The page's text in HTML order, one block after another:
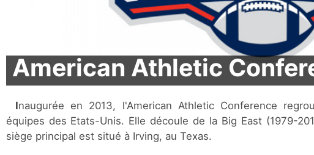
American Athletic
Inaugurée en 2013, l'American Athletic Conference regroupe 11
équipes des Etats-Unis. Elle découle de la Big East (1979-
siège principal est situé à Irving, au Texas.